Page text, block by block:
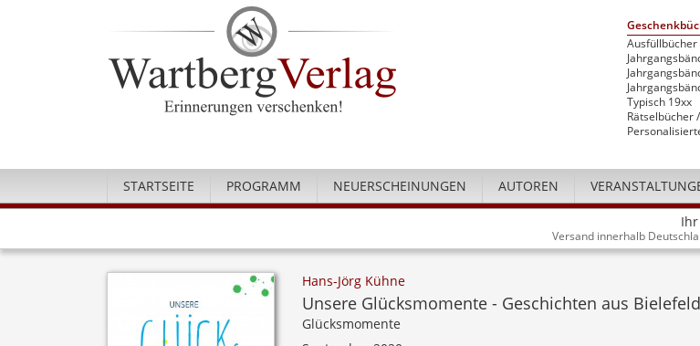
Ausfüllbücher
Typisch 19xx
Rätselbücher
STARTSEITE PROGRAMM NEUERSCHEINUNGEN AUTOREN
Versand innerhalb
Hans-Jörg Kühne
Unsere Glücksmomente - Geschichten aus Bielefeld
Glücksmomente